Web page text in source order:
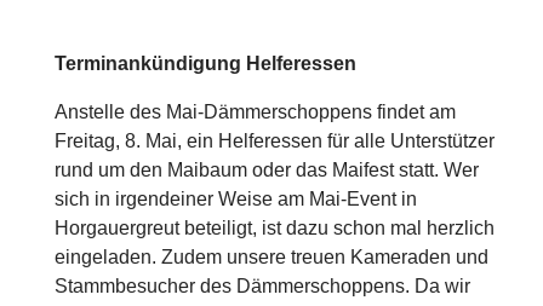
Terminankündigung Helferessen
Anstelle des Mai-Dämmerschoppens findet am
Freitag, 8. Mai, ein Helferessen für alle Unterstützer
rund um den Maibaum oder das Maifest statt. Wer
sich in irgendeiner Weise am Mai-Event in
Horgauergreut beteiligt, ist dazu schon mal herzlich
eingeladen. Zudem unsere treuen Kameraden und
Stammbesucher des Dämmerschoppens. Da wir